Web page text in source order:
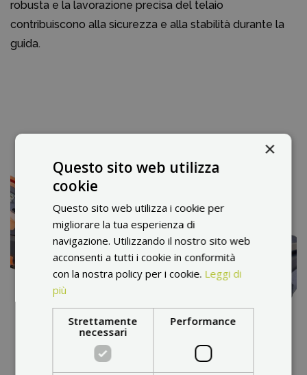
robusta e la lavorazione precisa del telaio
contribuiscono alla sicurezza e alla stabilità durante la
guida.
×
Questo sito web utilizza
cookie
Questo sito web utilizza i cookie per
migliorare la tua esperienza di
navigazione. Utilizzando il nostro sito web
acconsenti a tutti i cookie in conformità
con la nostra policy per i cookie. Leggi di
più
Strettamente
necessari
Performance